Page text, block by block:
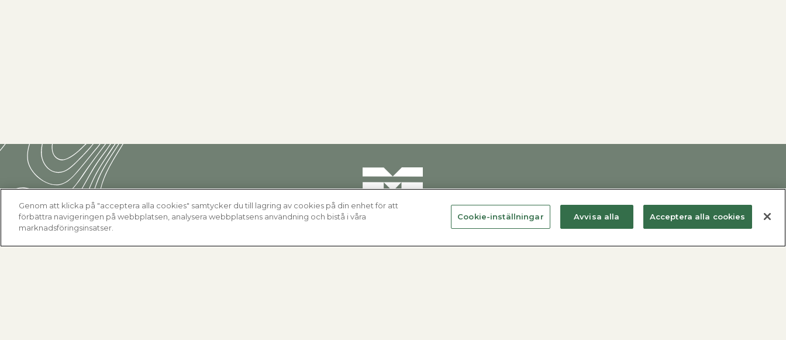
Genom att klicka på "acceptera alla cookies" samtycker du till lagring av cookies på din enhet för att
förbättra navigeringen på webbplatsen, analysera webbplatsens användning och bistå i våra
marknadsföringsinsatser.
Cookie-inställningar Avvisa alla Acceptera alla cookies